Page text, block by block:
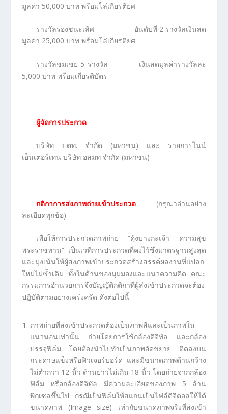
มูลค่า 50,000 บาท พร้อมโล่เกียรติยศ
รางวัลรองชนะเลิศ อันดับที่ 2 รางวัลเงินสด
มูลค่า 25,000 บาท พร้อมโล่เกียรติยศ
รางวัลชมเชย 5 รางวัล เงินสดมูลค่ารางวัลละ
5,000 บาท พร้อมเกียรติบัตร
ผู้จัดการประกวด
บริษัท ปตท. จำกัด (มหาชน) และ รายการไนน์
เอ็นเตอร์เทน บริษัท อสมท จำกัด (มหาชน)
กติกาการส่งภาพถ่ายเข้าประกวด(กรุณาอ่านอย่าง
ละเอียดทุกข้อ)
เพื่อให้การประกวดภาพถ่าย “คุ้งบางกะเจ้า ความสุข
พระราชทาน” เป็นเวทีการประกวดที่คงไว้ซึ่งมาตรฐานสูงสุด
และมุ่งเน้นให้ผู้ส่งภาพเข้าประกวดสร้างสรรค์ผลงานที่แปลก
ใหม่ไม่ซ้ำเดิม ทั้งในด้านของมุมมองและแนวความคิด คณะ
กรรมการอำนวยการจึงบัญญัติกติกาที่ผู้ส่งเข้าประกวดจะต้อง
ปฏิบัติตามอย่างเคร่งครัด ดังต่อไปนี้
ภาพถ่ายที่ส่งเข้าประกวดต้องเป็นภาพสีและเป็นภาพใน
แนวนอนเท่านั้น ถ่ายโดยการใช้กล้องดิจิทัล และกล้อง
บรรจุฟิล์ม โดยต้องนำไปทำเป็นภาพอัดขยาย ติดลงบน
กระดาษแข็งหรือฟิวเจอร์บอร์ด และมีขนาดภาพด้านกว้าง
ไม่ต่ำกว่า 12 นิ้ว ด้านยาวไม่เกิน 18 นิ้ว โดยถ่ายจากกล้อง
ฟิล์ม หรือกล้องดิจิทัล มีความละเอียดของภาพ 5 ล้าน
พิกเซลขึ้นไป กรณีเป็นฟิล์มให้สแกนเป็นไฟล์ดิจิตอลให้ได้
ขนาดภาพ (Image size) เท่ากับขนาดภาพจริงที่ส่งเข้า